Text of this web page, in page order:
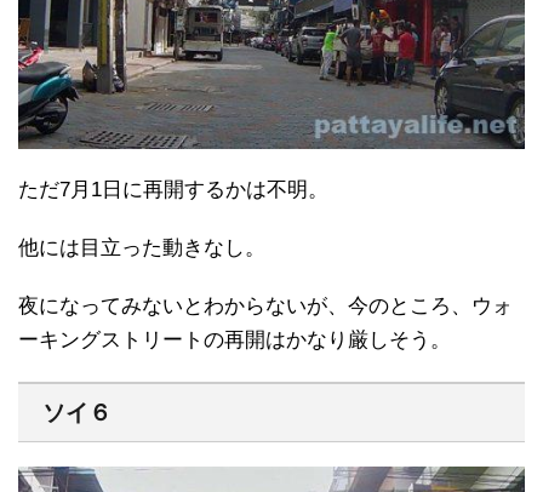
ただ7月1日に再開するかは不明。
他には目立った動きなし。
夜になってみないとわからないが、今のところ、ウォ
ーキングストリートの再開はかなり厳しそう。
ソイ６